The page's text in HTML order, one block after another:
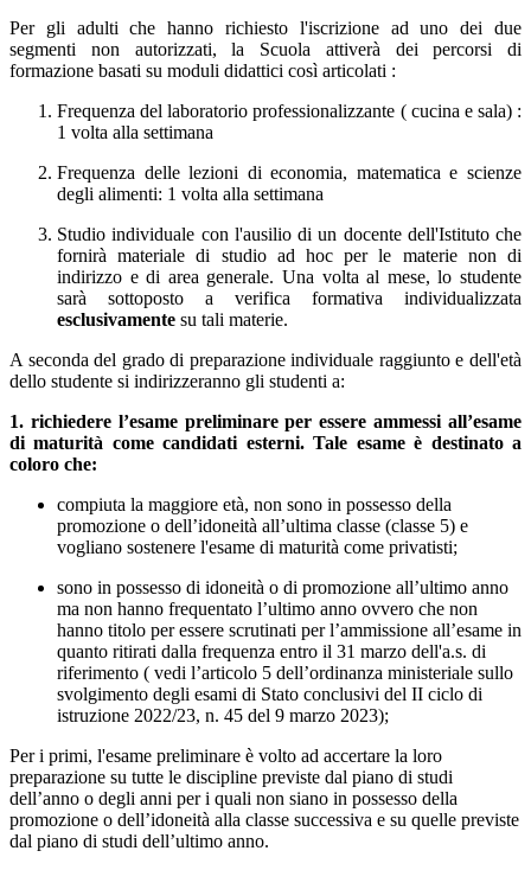
Per gli adulti che hanno richiesto l'iscrizione ad uno dei due
segmenti non autorizzati, la Scuola attiverà dei percorsi di
formazione basati su moduli didattici così articolati :
Frequenza del laboratorio professionalizzante ( cucina e sala) :
1 volta alla settimana
Frequenza delle lezioni di economia, matematica e scienze
degli alimenti: 1 volta alla settimana
Studio individuale con l'ausilio di un docente dell'Istituto che
fornirà materiale di studio ad hoc per le materie non di
indirizzo e di area generale. Una volta al mese, lo studente
sarà sottoposto a verifica formativa individualizzata
esclusivamente su tali materie.
A seconda del grado di preparazione individuale raggiunto e dell'età
dello studente si indirizzeranno gli studenti a:
1. richiedere l’esame preliminare per essere ammessi all’esame
di maturità come candidati esterni. Tale esame è destinato a
coloro che:
compiuta la maggiore età, non sono in possesso della
promozione o dell’idoneità all’ultima classe (classe 5) e
vogliano sostenere l'esame di maturità come privatisti;
sono in possesso di idoneità o di promozione all’ultimo anno
ma non hanno frequentato l’ultimo anno ovvero che non
hanno titolo per essere scrutinati per l’ammissione all’esame in
quanto ritirati dalla frequenza entro il 31 marzo dell'a.s. di
riferimento ( vedi l’articolo 5 dell’ordinanza ministeriale sullo
svolgimento degli esami di Stato conclusivi del II ciclo di
istruzione 2022/23, n. 45 del 9 marzo 2023);
Per i primi, l'esame preliminare è volto ad accertare la loro
preparazione su tutte le discipline previste dal piano di studi
dell’anno o degli anni per i quali non siano in possesso della
promozione o dell’idoneità alla classe successiva e su quelle previste
dal piano di studi dell’ultimo anno.